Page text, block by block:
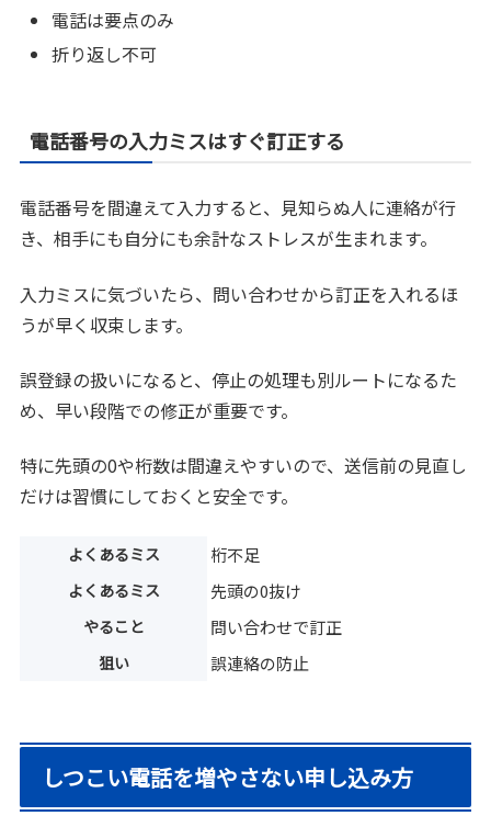
電話は要点のみ
折り返し不可
電話番号の入力ミスはすぐ訂正する
電話番号を間違えて入力すると、見知らぬ人に連絡が行
き、相手にも自分にも余計なストレスが生まれます。
入力ミスに気づいたら、問い合わせから訂正を入れるほ
うが早く収束します。
誤登録の扱いになると、停止の処理も別ルートになるた
め、早い段階での修正が重要です。
特に先頭の0や桁数は間違えやすいので、送信前の見直し
だけは習慣にしておくと安全です。
よくあるミス 桁不足
よくあるミス 先頭の0抜け
やること 問い合わせで訂正
狙い 誤連絡の防止
しつこい電話を増やさない申し込み方